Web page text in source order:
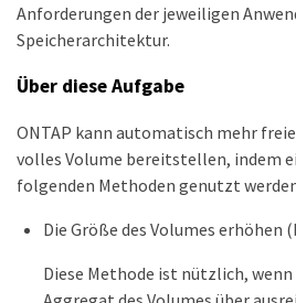
Anforderungen der jeweiligen
Speicherarchitektur.
Über diese Aufgabe
ONTAP kann automatisch mehr
volles Volume bereitstellen, indem
folgenden Methoden genutzt
Die Größe des Volumes erhöhen
Diese Methode ist nützlich,